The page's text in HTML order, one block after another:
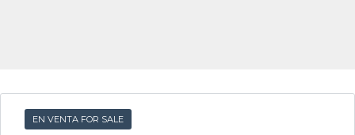
EN VENTA FOR SALE